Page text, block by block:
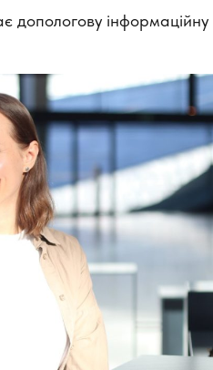
допологову інформаційну